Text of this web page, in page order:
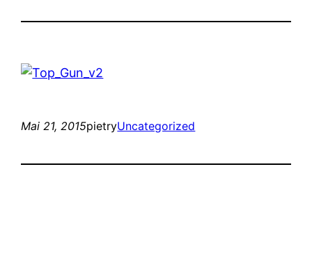
Mai 21, 2015pietryUncategorized